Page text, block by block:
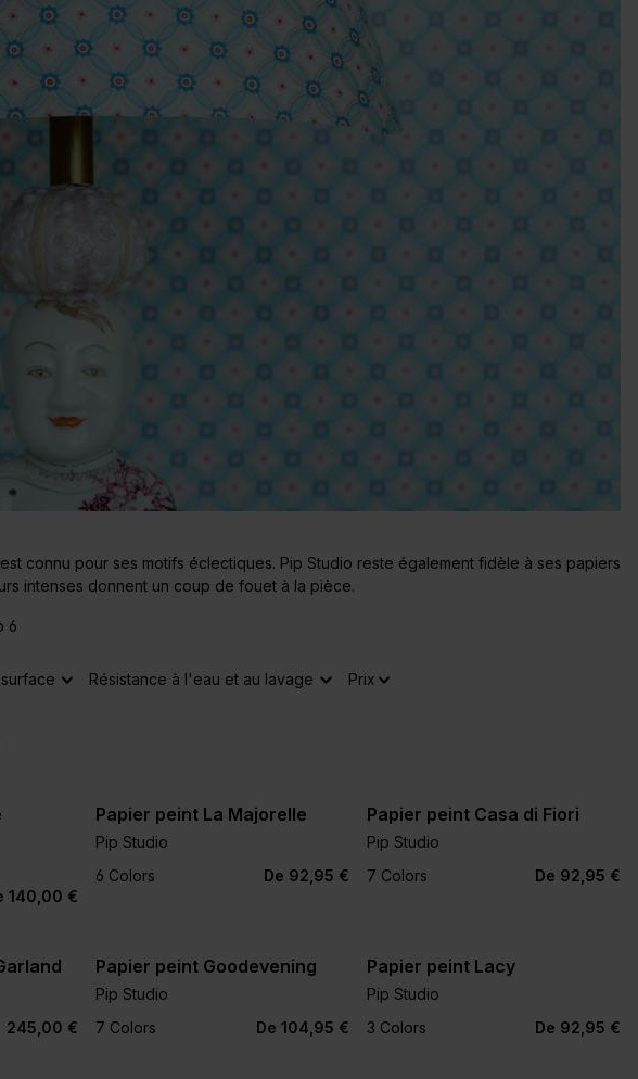
connu pour ses motifs éclectiques. Pip Studio reste également fidèle à ses papiers
intenses donnent un coup de fouet à la pièce.
6
Résistance à l'eau et au lavage Prix
140,00 €
+2
Papier peint La Majorelle
Pip Studio
6 Colors
De 92,95 € +3
Papier peint Casa di Fiori
Pip Studio
7 Colors
De 92,95 €
245,00 € +3
Papier peint Goodevening
Pip Studio
7 Colors
De 104,95 €
Papier peint Lacy
Pip Studio
3 Colors
De 92,95 €